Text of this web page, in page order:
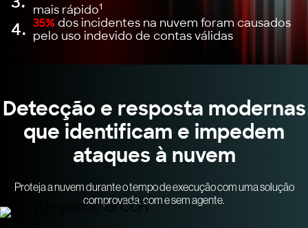
mais rápido1
4. 35%dos incidentes na nuvem foram causados
pelo uso indevido de contas válidas
Detecção e resposta modernas
que identificam e impedem
ataques à nuvem
Proteja a nuvem durante o tempo de execução com uma solução
comprovada, com e sem agente.